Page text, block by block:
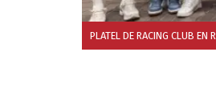
PLATEL DE RACING CLUB EN